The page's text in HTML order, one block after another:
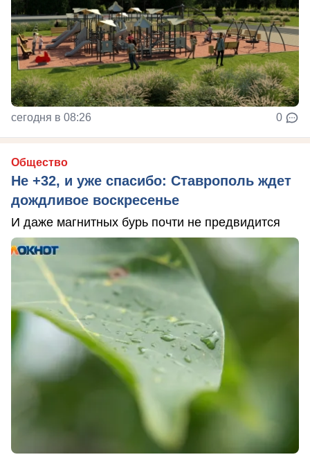
сегодня в 08:26 0
Общество
Не +32, и уже спасибо: Ставрополь ждет
дождливое воскресенье
И даже магнитных бурь почти не предвидится